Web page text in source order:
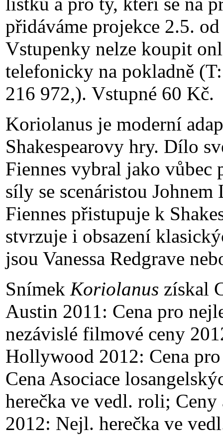
přidáváme projekce 2.5.
Vstupenky nelze koupit
telefonicky na pokladně
216 972,). Vstupné 60 Kč.
Koriolanus je moderní
Shakespearovy hry. Dílo
Fiennes vybral jako
síly se scenáristou
Fiennes přistupuje k
stvrzuje i obsazení
jsou Vanessa Redgrave
Snímek Koriolanus získal
Austin 2011: Cena pro
nezávislé filmové ceny
Hollywood 2012: Cena
Cena Asociace
herečka ve vedl. roli;
2012: Nejl. herečka ve